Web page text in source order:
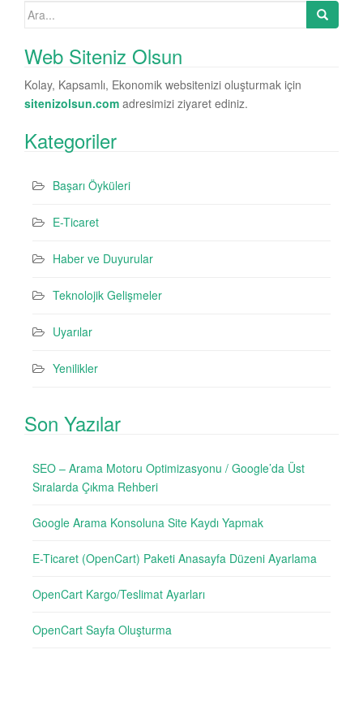
Search for:
Web Siteniz Olsun
Kolay, Kapsamlı, Ekonomik websitenizi oluşturmak için
sitenizolsun.com adresimizi ziyaret ediniz.
Kategoriler
Başarı Öyküleri
E-Ticaret
Haber ve Duyurular
Teknolojik Gelişmeler
Uyarılar
Yenilikler
Son Yazılar
SEO – Arama Motoru Optimizasyonu / Google’da Üst
Sıralarda Çıkma Rehberi
Google Arama Konsoluna Site Kaydı Yapmak
E-Ticaret (OpenCart) Paketi Anasayfa Düzeni Ayarlama
OpenCart Kargo/Teslimat Ayarları
OpenCart Sayfa Oluşturma